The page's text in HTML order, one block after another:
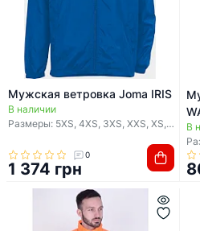
Мужская ветровка Joma IRIS
В наличии
Размеры: 5XS, 4XS, 3XS, XXS, XS,(+6)
0
1 374 грн
В